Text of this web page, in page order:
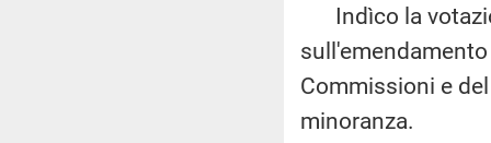
Indìco la
Commissioni e
minoranza.